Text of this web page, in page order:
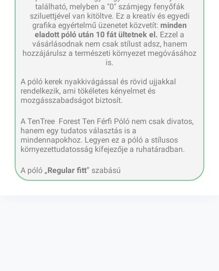
található, melyben a "0" számjegy fenyőfák
sziluettjével van kitöltve. Ez a kreatív és egyedi
grafika egyértelmű üzenetet közvetít: minden
eladott póló után 10 fát ültetnek el. Ezzel a
vásárlásodnak nem csak stílust adsz, hanem
hozzájárulsz a természeti környezet megóvásához
is.
A póló kerek nyakkivágással és rövid ujjakkal
rendelkezik, ami tökéletes kényelmet és
mozgásszabadságot biztosít.
A TenTree Forest Ten Férfi Póló nem csak divatos,
hanem egy tudatos választás is a
mindennapokhoz. Legyen ez a póló a stílusos
környezettudatosság kifejezője a ruhatáradban.
A póló „Regular fitt” szabású